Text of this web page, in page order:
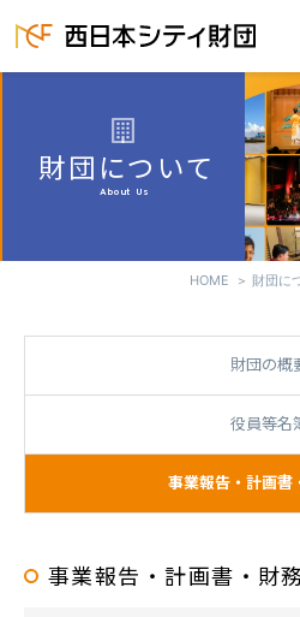
財団について
About Us
HOME 財団に
財団の概
役員等名
事業報告・計画書
事業報告・計画書・財